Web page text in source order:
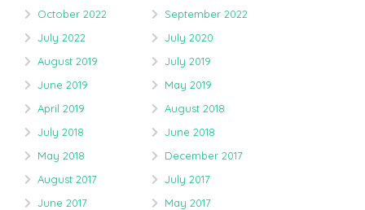
October 2022
September 2022
July 2022
July 2020
August 2019
July 2019
June 2019
May 2019
April 2019
August 2018
July 2018
June 2018
May 2018
December 2017
August 2017
July 2017
June 2017
May 2017